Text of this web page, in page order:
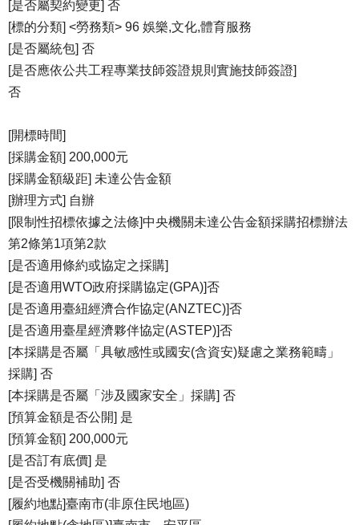
[是否屬契約變更] 否
[標的分類] <勞務類> 96 娛樂,文化,體育服務
[是否屬統包] 否
[是否應依公共工程專業技師簽證規則實施技師簽證]
否
[開標時間]
[採購金額] 200,000元
[採購金額級距] 未達公告金額
[辦理方式] 自辦
[限制性招標依據之法條]中央機關未達公告金額採購招標辦法
第2條第1項第2款
[是否適用條約或協定之採購]
[是否適用WTO政府採購協定(GPA)]否
[是否適用臺紐經濟合作協定(ANZTEC)]否
[是否適用臺星經濟夥伴協定(ASTEP)]否
[本採購是否屬「具敏感性或國安(含資安)疑慮之業務範疇」
採購] 否
[本採購是否屬「涉及國家安全」採購] 否
[預算金額是否公開] 是
[預算金額] 200,000元
[是否訂有底價] 是
[是否受機關補助] 否
[履約地點]臺南市(非原住民地區)